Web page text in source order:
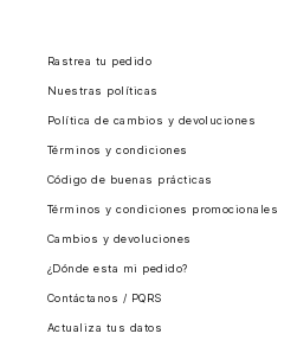
Rastrea tu pedido
Nuestras políticas
Política de cambios y devoluciones
Términos y condiciones
Código de buenas prácticas
Términos y condiciones promocionales
Cambios y devoluciones
¿Dónde esta mi pedido?
Contáctanos / PQRS
Actualiza tus datos